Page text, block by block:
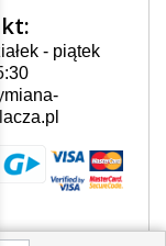
znaków. W
nie
Albo
np.
- piątek